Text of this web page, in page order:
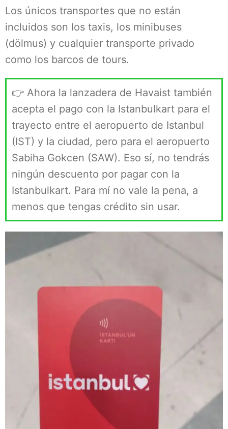
Los únicos transportes que no están
incluidos son los taxis, los minibuses
(dölmus) y cualquier transporte privado
como los barcos de tours.
👉 Ahora la lanzadera de Havaist también
acepta el pago con la Istanbulkart para el
trayecto entre el aeropuerto de Istanbul
(IST) y la ciudad, pero para el aeropuerto
Sabiha Gokcen (SAW). Eso sí, no tendrás
ningún descuento por pagar con la
Istanbulkart. Para mí no vale la pena, a
menos que tengas crédito sin usar.